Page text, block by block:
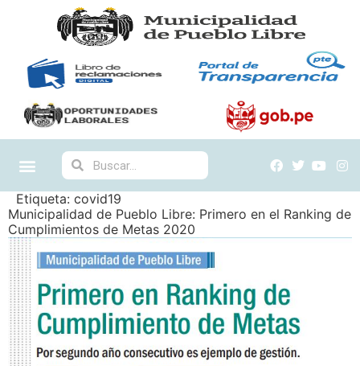
Etiqueta: covid19
Municipalidad de Pueblo Libre: Primero en el Ranking de
Cumplimientos de Metas 2020